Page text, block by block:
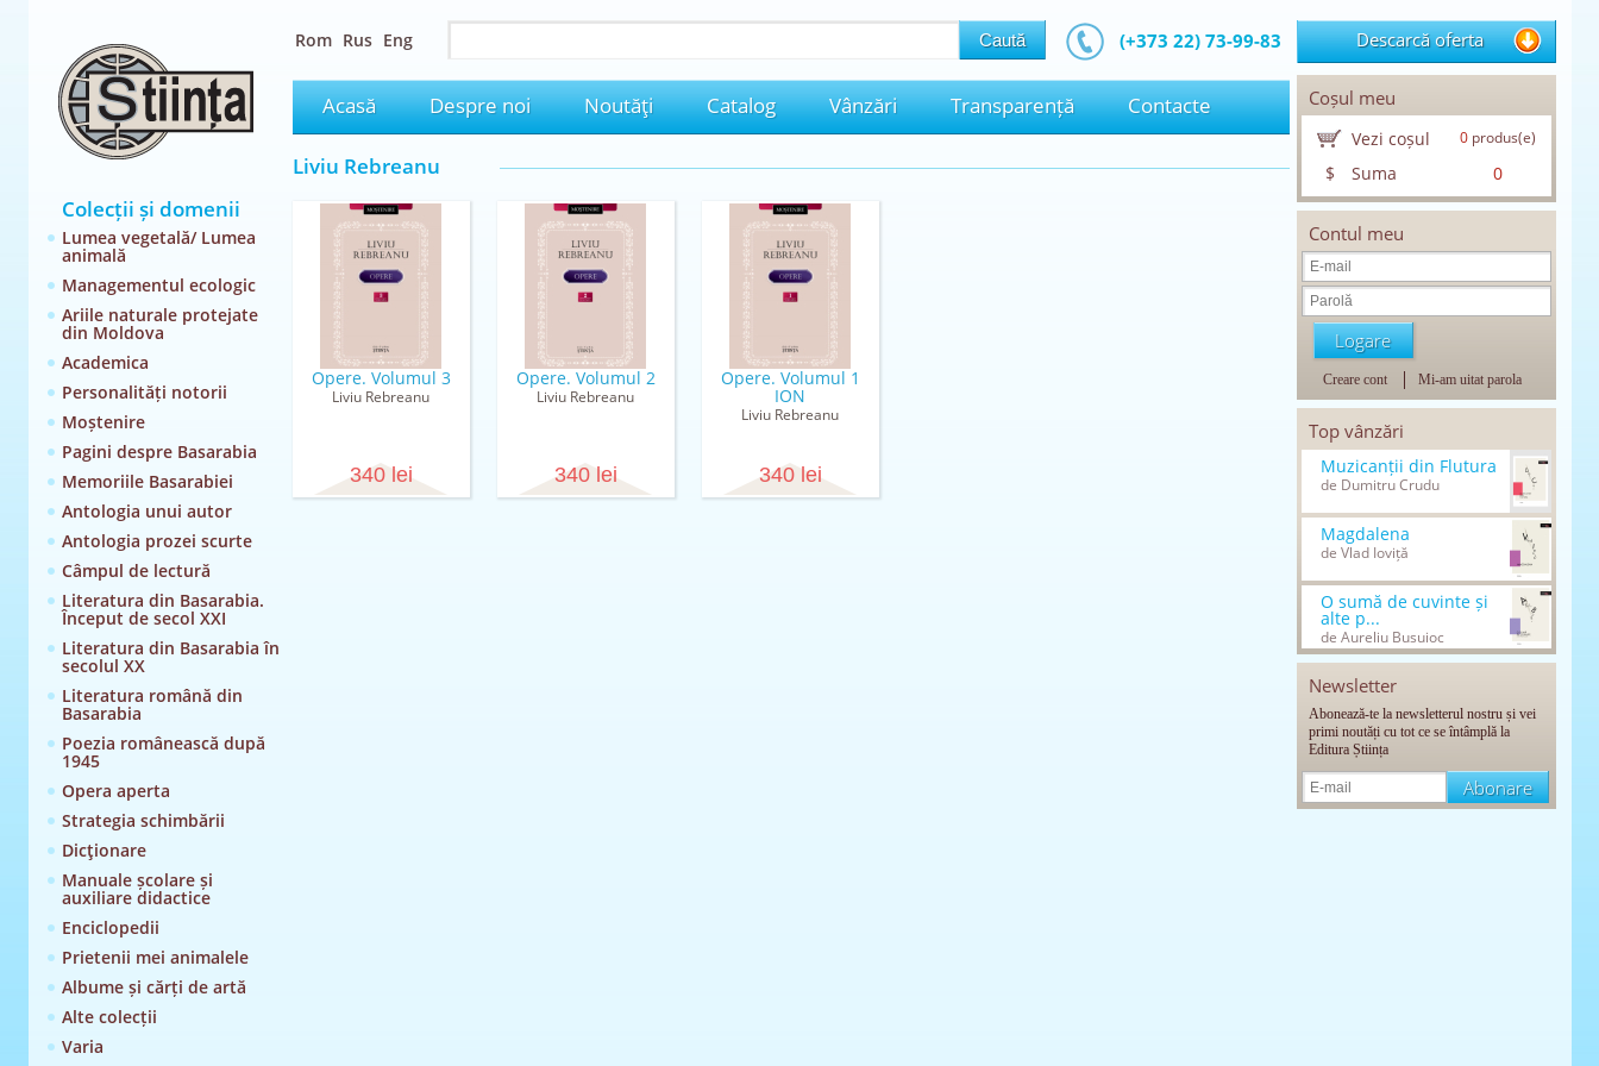
Colecții și domenii
Lumea vegetală/ Lumea
animală
Managementul ecologic
Ariile naturale protejate
din Moldova
Academica
Personalități notorii
Moștenire
Pagini despre Basarabia
Memoriile Basarabiei
Antologia unui autor
Antologia prozei scurte
Câmpul de lectură
Literatura din Basarabia.
Început de secol XXI
Literatura din Basarabia în
secolul XX
Literatura română din
Basarabia
Poezia românească după
1945
Opera aperta
Strategia schimbării
Dicţionare
Manuale școlare și
auxiliare didactice
Enciclopedii
Prietenii mei animalele
Albume și cărți de artă
Alte colecții
Varia
Rom Rus Eng (+373 22) 73-99-83
Acasă Despre noi Noutăţi Catalog Vânzări Transparență Contacte
Liviu Rebreanu
Opere. Volumul 3
Liviu Rebreanu
340 lei
Opere. Volumul 2
Liviu Rebreanu
340 lei
Opere. Volumul 1
ION
Liviu Rebreanu
340 lei
Descarcă oferta
Coșul meu
Vezi coșul 0produs(e)
$ Suma 0
Contul meu
Creare cont Mi-am uitat parola
Top vânzări
Muzicanții din Flutura
de Dumitru Crudu
Magdalena
de Vlad Ioviță
O sumă de cuvinte și
alte p...
de Aureliu Busuioc
Newsletter
Abonează-te la newsletterul nostru și vei
primi noutăți cu tot ce se întâmplă la
Editura Știința